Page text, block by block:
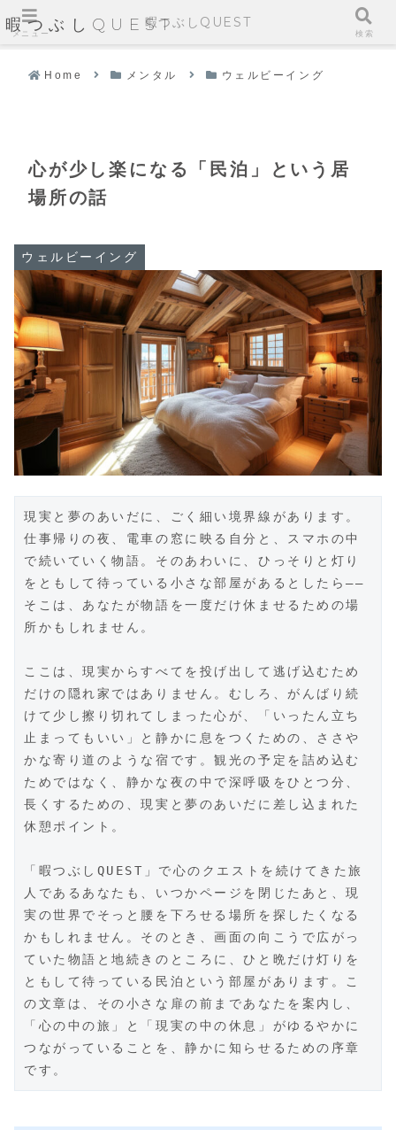
暇つぶしQUEST
Home メンタル ウェルビーイング
心が少し楽になる「民泊」という居
場所の話
ウェルビーイング
現実と夢のあいだに、ごく細い境界線があります。
仕事帰りの夜、電車の窓に映る自分と、スマホの中
で続いていく物語。そのあわいに、ひっそりと灯り
をともして待っている小さな部屋があるとしたら――
そこは、あなたが物語を一度だけ休ませるための場
所かもしれません。
ここは、現実からすべてを投げ出して逃げ込むため
だけの隠れ家ではありません。むしろ、がんばり続
けて少し擦り切れてしまった心が、「いったん立ち
止まってもいい」と静かに息をつくための、ささや
かな寄り道のような宿です。観光の予定を詰め込む
ためではなく、静かな夜の中で深呼吸をひとつ分、
長くするための、現実と夢のあいだに差し込まれた
休憩ポイント。
「暇つぶしQUEST」で心のクエストを続けてきた旅
人であるあなたも、いつかページを閉じたあと、現
実の世界でそっと腰を下ろせる場所を探したくなる
かもしれません。そのとき、画面の向こうで広がっ
ていた物語と地続きのところに、ひと晩だけ灯りを
ともして待っている民泊という部屋があります。こ
の文章は、その小さな扉の前まであなたを案内し、
「心の中の旅」と「現実の中の休息」がゆるやかに
つながっていることを、静かに知らせるための序章
です。
メニュー
暇つぶしQUEST
検索